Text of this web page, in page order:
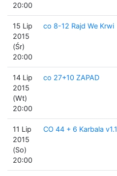
20:00
15 Lip
2015
(Śr)
20:00
co 8-12 Rajd We Krwi
14 Lip
2015
(Wt)
20:00
co 27+10 ZAPAD
11 Lip
2015
(So)
20:00
CO 44 + 6 Karbala v1.1